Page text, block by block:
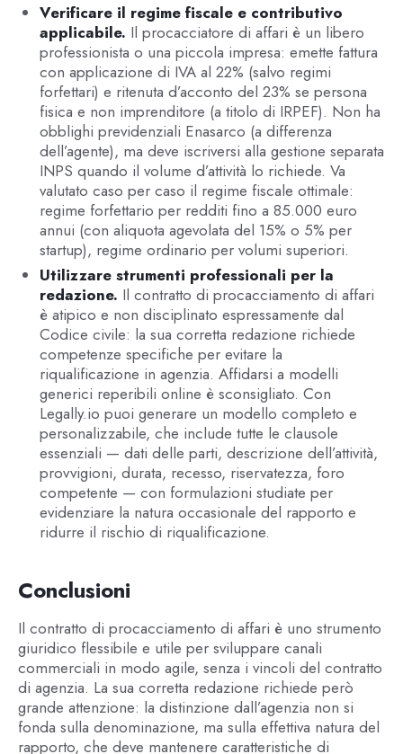
Verificare il regime fiscale e contributivo
applicabile. Il procacciatore di affari è un libero
professionista o una piccola impresa: emette fattura
con applicazione di IVA al 22% (salvo regimi
forfettari) e ritenuta d’acconto del 23% se persona
fisica e non imprenditore (a titolo di IRPEF). Non ha
obblighi previdenziali Enasarco (a differenza
dell’agente), ma deve iscriversi alla gestione separata
INPS quando il volume d’attività lo richiede. Va
valutato caso per caso il regime fiscale ottimale:
regime forfettario per redditi fino a 85.000 euro
annui (con aliquota agevolata del 15% o 5% per
startup), regime ordinario per volumi superiori.
Utilizzare strumenti professionali per la
redazione. Il contratto di procacciamento di affari
è atipico e non disciplinato espressamente dal
Codice civile: la sua corretta redazione richiede
competenze specifiche per evitare la
riqualificazione in agenzia. Affidarsi a modelli
generici reperibili online è sconsigliato. Con
Legally.io puoi generare un modello completo e
personalizzabile, che include tutte le clausole
essenziali — dati delle parti, descrizione dell’attività,
provvigioni, durata, recesso, riservatezza, foro
competente — con formulazioni studiate per
evidenziare la natura occasionale del rapporto e
ridurre il rischio di riqualificazione.
Conclusioni
Il contratto di procacciamento di affari è uno strumento
giuridico flessibile e utile per sviluppare canali
commerciali in modo agile, senza i vincoli del contratto
di agenzia. La sua corretta redazione richiede però
grande attenzione: la distinzione dall’agenzia non si
fonda sulla denominazione, ma sulla effettiva natura del
rapporto, che deve mantenere caratteristiche di